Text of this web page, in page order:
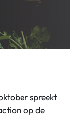
spreekt
op de